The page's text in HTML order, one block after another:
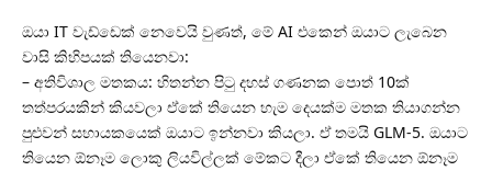
ඔයා IT වැඩ්ඩෙක් නෙවෙයි වුණත්, මේ AI එකෙන් ඔයාට ලැබෙන
වාසි කිහිපයක් තියෙනවා:
– අතිවිශාල මතකය: හිතන්න පිටු දහස් ගණනක පොත් 10ක්
තත්පරයකින් කියවලා ඒකේ තියෙන හැම දෙයක්ම මතක තියාගන්න
පුළුවන් සහායකයෙක් ඔයාට ඉන්නවා කියලා. ඒ තමයි GLM-5. ඔයාට
තියෙන ඕනෑම ලොකු ලියවිල්ලක් මේකට දීලා ඒකේ තියෙන ඕනෑම